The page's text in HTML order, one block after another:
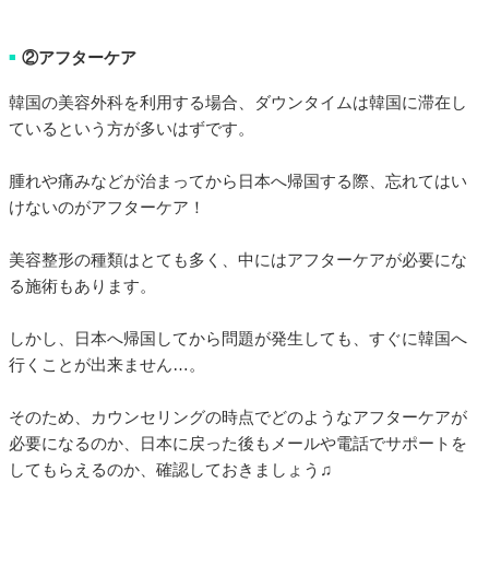
■ ②アフターケア
韓国の美容外科を利用する場合、ダウンタイムは韓国に滞在し
ているという方が多いはずです。
腫れや痛みなどが治まってから日本へ帰国する際、忘れてはい
けないのがアフターケア！
美容整形の種類はとても多く、中にはアフターケアが必要にな
る施術もあります。
しかし、日本へ帰国してから問題が発生しても、すぐに韓国へ
行くことが出来ません…。
そのため、カウンセリングの時点でどのようなアフターケアが
必要になるのか、日本に戻った後もメールや電話でサポートを
してもらえるのか、確認しておきましょう♫